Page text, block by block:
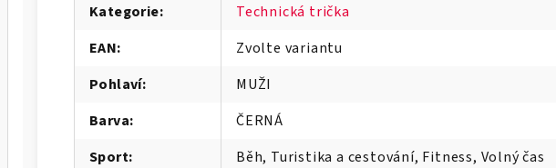
Kategorie:
Technická trička
EAN:
Zvolte variantu
Pohlaví:
MUŽI
Barva:
ČERNÁ
Sport:
Běh, Turistika a cestování, Fitness, Volný čas